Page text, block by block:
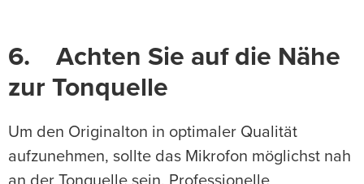
6. Achten Sie auf die Nähe
zur Tonquelle
Um den Originalton in optimaler Qualität
aufzunehmen, sollte das Mikrofon möglichst nah
an der Tonquelle sein. Professionelle